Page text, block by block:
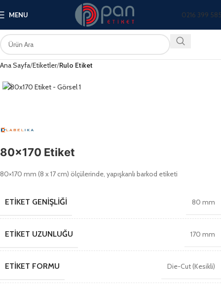
MENU 0216 399
Ana Sayfa Etiketler Rulo Etiket
80×170 Etiket
80×170 mm (8 x 17 cm) ölçülerinde, yapışkanlı barkod etiketi
ETIKET GENIŞLIĞI 80 mm
ETIKET UZUNLUĞU 170 mm
ETIKET FORMU Die-Cut (Kesikli)